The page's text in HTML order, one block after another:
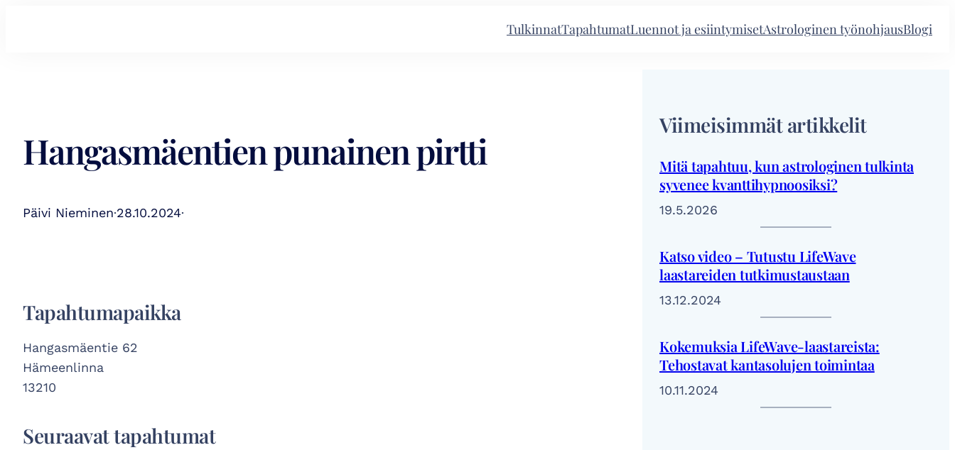
TulkinnatTapahtumatLuennot ja esiintymisetAstrologinen työnohjausBlogi
Hangasmäentien punainen pirtti
Päivi Nieminen·28.10.2024·
Tapahtumapaikka
Hangasmäentie 62
Hämeenlinna
13210
Seuraavat tapahtumat
Viimeisimmät artikkelit
Mitä tapahtuu, kun astrologinen tulkinta
syvenee kvanttihypnoosiksi?
19.5.2026
Katso video – Tutustu LifeWave
laastareiden tutkimustaustaan
13.12.2024
Kokemuksia LifeWave-laastareista:
Tehostavat kantasolujen toimintaa
10.11.2024